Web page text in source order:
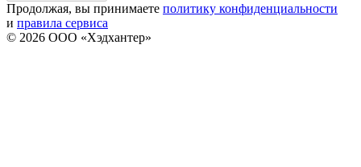
Продолжая, вы принимаете политику конфиденциальности
и правила сервиса
© 2026 ООО «Хэдхантер»